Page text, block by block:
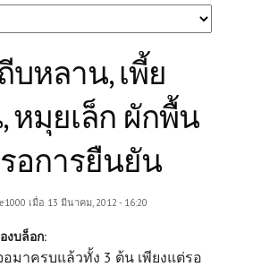
บหลาน, เพี้ย
หมุยเล็ก ผักพื้น
อการยืนยัน
เมื่อ 13 มีนาคม, 2012 - 16:20
งบล็อก:
อมาครบแล้วทั้ง 3 ต้น เพียงแต่รอ